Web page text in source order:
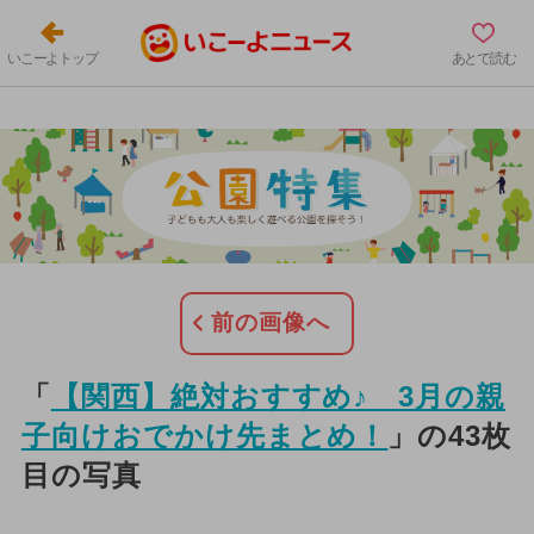
いこーよトップ あとで読む
前の画像へ
「
【関西】絶対おすすめ♪ 3月の親
子向けおでかけ先まとめ！
」の43枚
目の写真